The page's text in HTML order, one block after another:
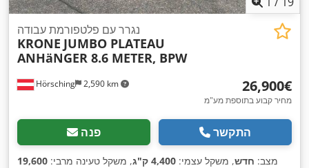
Hörsching 2,590 km
נגרר עם פלטפורמת עבודה
KRONE JUMBO PLATEAU
ANHäNGER 8.6 METER, BPW
‏26,900 ‏€
מחיר קבוע בתוספת מע"מ
פנה התקשר
מצב: חדש, משקל עצמי: 4,400 ק"ג , משקל טעינה מרבי: 19,600